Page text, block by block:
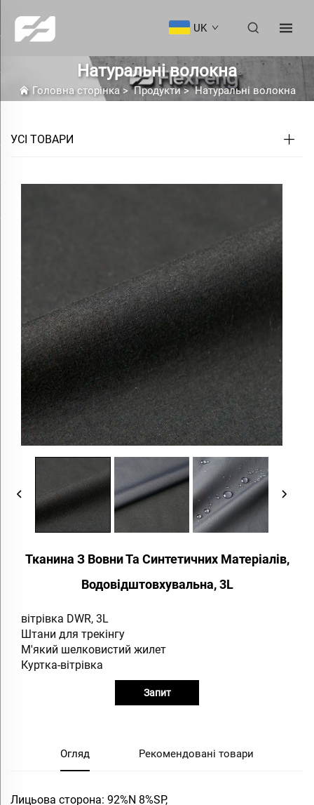
UK
Натуральні волокна
Головна сторінка>Продукти>Натуральні волокна
УСІ ТОВАРИ
Тканина З Вовни Та Синтетичних Матеріалів,
Водовідштовхувальна, 3L
вітрівка DWR, 3L
Штани для трекінгу
М'який шелковистий жилет
Куртка-вітрівка
Запит
Огляд Рекомендовані товари
Лицьова сторона: 92%N 8%SP,